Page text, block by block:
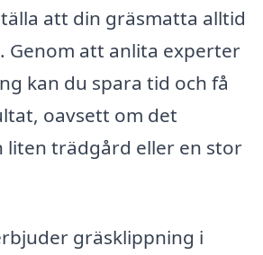
att din gräsmatta alltid
Genom att anlita experter
kan du spara tid och få
oavsett om det
liten trädgård eller en stor
gräsklippning i